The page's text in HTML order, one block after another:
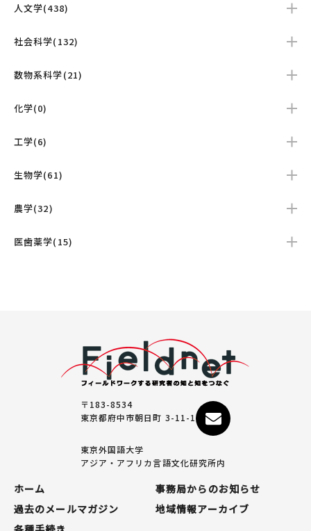
人文学(438)
社会科学(132)
数物系科学(21)
化学(0)
工学(6)
生物学(61)
農学(32)
医歯薬学(15)
〒183-8534
東京都府中市朝日町 3-11-1
東京外国語大学
アジア・アフリカ言語文化研究所内
ホーム
事務局からのお知らせ
過去のメールマガジン
地域情報アーカイブ